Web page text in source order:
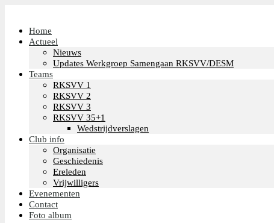
Home
Actueel
Nieuws
Updates Werkgroep Samengaan RKSVV/DESM
Teams
RKSVV 1
RKSVV 2
RKSVV 3
RKSVV 35+1
Wedstrijdverslagen
Club info
Organisatie
Geschiedenis
Ereleden
Vrijwilligers
Evenementen
Contact
Foto album